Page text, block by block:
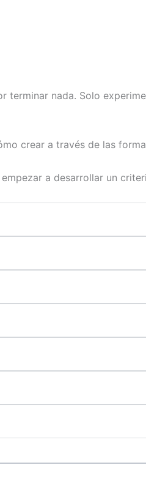
nada. Solo
crear a través de las
a desarrollar un